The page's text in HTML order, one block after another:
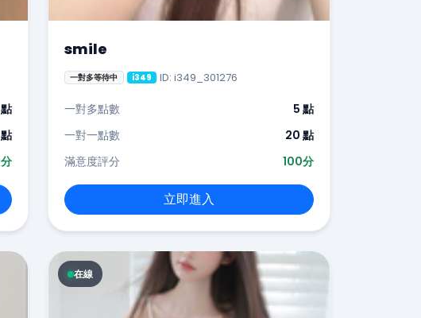
smile
一對多等待中 i349 ID: i349_301276
一對多點數
5 點
一對一點數
20 點
滿意度評分
100分
立即進入
在線